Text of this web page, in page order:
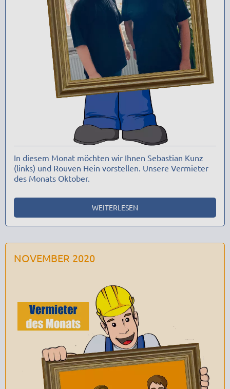
In diesem Monat möchten wir Ihnen Sebastian Kunz
(links) und Rouven Hein vorstellen. Unsere Vermieter
des Monats Oktober.
WEITERLESEN
NOVEMBER 2020